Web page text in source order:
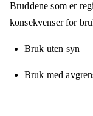
Bruddene som er
konsekvenser for
Bruk uten syn
Bruk med